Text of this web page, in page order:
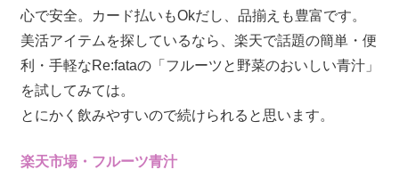
心で安全。カード払いもOkだし、品揃えも豊富です。
美活アイテムを探しているなら、楽天で話題の簡単・便
利・手軽なRe:fataの「フルーツと野菜のおいしい青汁」
を試してみては。
とにかく飲みやすいので続けられると思います。
楽天市場・フルーツ青汁